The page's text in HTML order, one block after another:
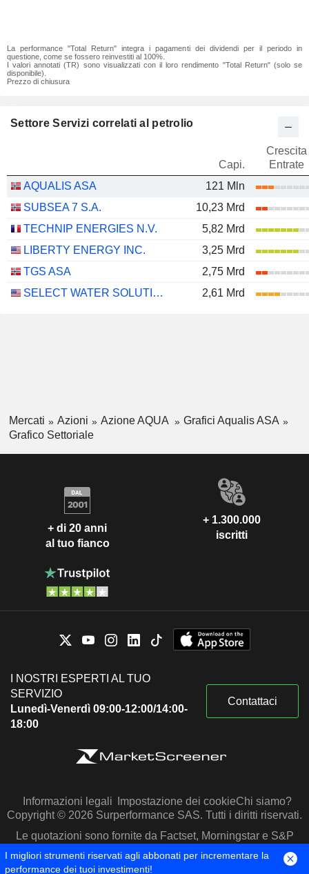
La performance "Total Return" integra i pagamenti dei dividendi per il periodo in
questione, come se fossero reinvestiti al 100%.
I valori annotati (TR) sono visualizzati con il loro rendimento "Total Return" (solo se
disponibile).
Prezzo di chiusura
Settore Servizi correlati al petrolio
Capi.
Crescita
Entrate
AQUALIS ASA
121 Mln
SUBSEA 7 S.A.
10,23 Mrd
TECHNIP ENERGIES N.V.
5,82 Mrd
LIBERTY ENERGY INC.
3,25 Mrd
TGS ASA
2,75 Mrd
SELECT WATER SOLUTIONS, INC.
2,61 Mrd
Mercati Azioni Azione AQUA
Grafici Aqualis ASA
Grafico Settoriale
+ di 20 anni
al tuo fianco
+ 1.300.000
iscritti
I NOSTRI ESPERTI AL TUO
SERVIZIO
Lunedì-Venerdì 09:00-12:00/14:00-
18:00
Contattaci
Informazioni legali Impostazione dei cookieChi siamo?
Copyright © 2026 Surperformance SAS. Tutti i diritti riservati.
Le quotazioni sono fornite da Factset, Morningstar e S&P
Capital IQ
I migliori strumenti riservati agli abbonati per incrementare la
performance dei tuoi investimenti!